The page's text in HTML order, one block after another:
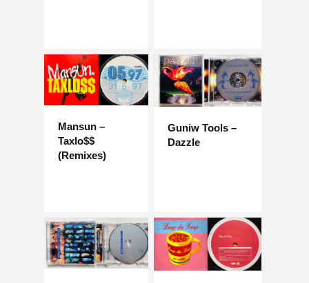
Mansun –
Taxlo$$
(Remixes)
Guniw Tools –
Dazzle